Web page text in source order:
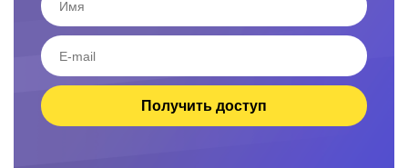
Получить доступ